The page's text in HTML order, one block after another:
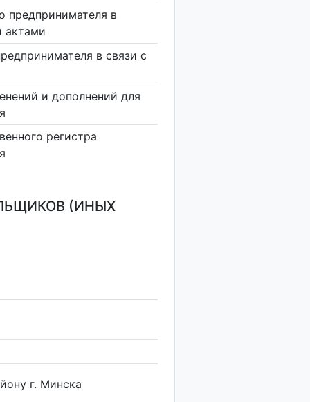
предпринимателя в
актами
в связи с
и дополнений для
регистра
(ИНЫХ
г. Минска